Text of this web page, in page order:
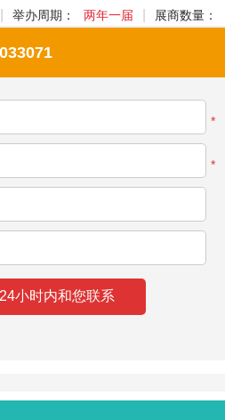
举办周期： 两年一届 展商数量：
*
*